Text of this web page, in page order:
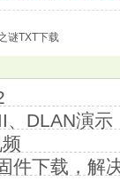
谜TXT下载
、DLAN演示
件下载，解